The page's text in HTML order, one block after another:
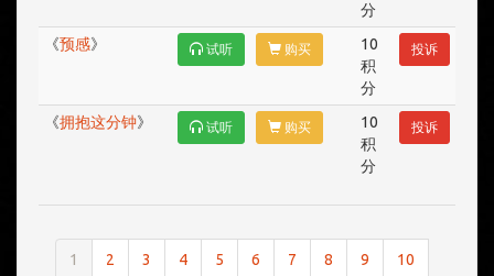
分
《预感》 试听 购买
10
积
分
投诉
《拥抱这分钟》 试听 购买
10
积
分
投诉
1 2 3 4 5 6 7 8 9 10